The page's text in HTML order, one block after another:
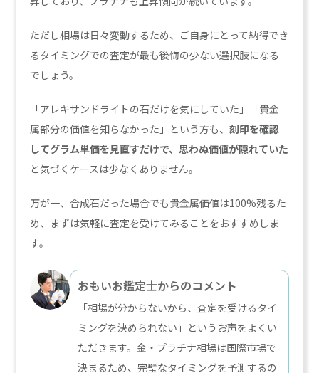
ただし相場は日々変動するため、ご自身にとって納得でき
るタイミングでの査定が最も後悔の少ない選択肢になる
でしょう。
「アレキサンドライトの石だけを気にしていた」「貴金
属部分の価値を知らなかった」という方も、刻印を確認
してグラム単価を見直すだけで、思わぬ価値が隠れていた
と気づくケースは少なくありません。
万が一、合成石だった場合でも貴金属価値は100%残るた
め、まずは気軽に査定を受けてみることをおすすめしま
す。
おもいお鑑定士からのコメント
「相場が分からないから、査定を受けるタイ
ミングを決められない」というお声をよくい
ただきます。金・プラチナ相場は国際市場で
決まるため、完璧なタイミングを予測するの